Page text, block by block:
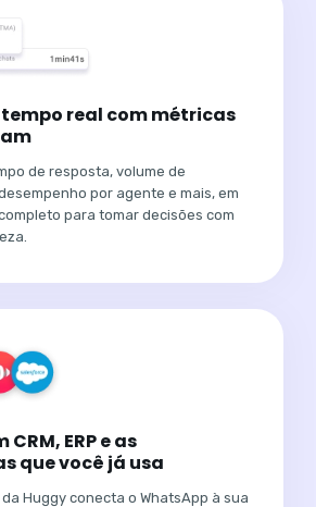
real com métricas
de resposta, volume de
por agente e mais, em
para tomar decisões com
ERP e as
que você já usa
Huggy conecta o WhatsApp à sua